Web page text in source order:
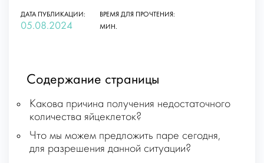
ДАТА ПУБЛИКАЦИИ:
05.08.2024
ВРЕМЯ ДЛЯ ПРОЧТЕНИЯ:
МИН.
Содержание страницы
Какова причина получения недостаточного
количества яйцеклеток?
Что мы можем предложить паре сегодня,
для разрешения данной ситуации?